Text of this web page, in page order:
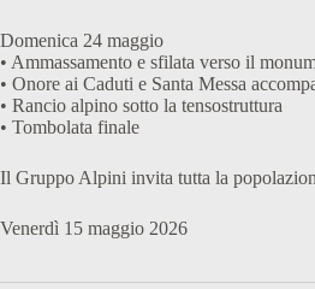
Domenica 24 maggio
• Ammassamento e sfilata verso il
• Onore ai Caduti e Santa Messa
• Rancio alpino sotto la tensostruttura
• Tombolata finale
Il Gruppo Alpini invita tutta la
Venerdì 15 maggio 2026